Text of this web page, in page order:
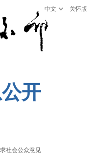
中文 关怀版
开
社会公众意见